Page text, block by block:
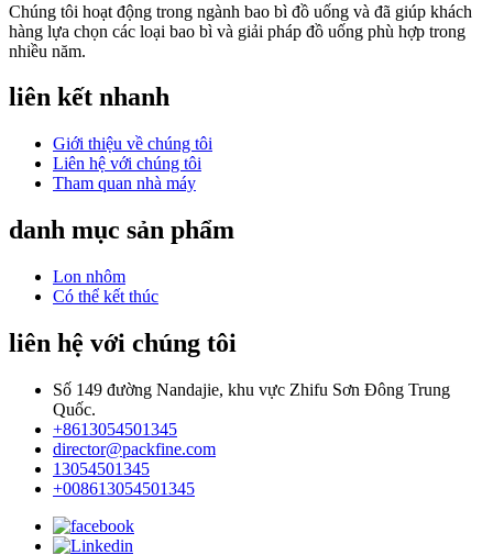
Chúng tôi hoạt động trong ngành bao bì đồ uống và đã giúp khách
hàng lựa chọn các loại bao bì và giải pháp đồ uống phù hợp trong
nhiều năm.
liên kết nhanh
Giới thiệu về chúng tôi
Liên hệ với chúng tôi
Tham quan nhà máy
danh mục sản phẩm
Lon nhôm
Có thể kết thúc
liên hệ với chúng tôi
Số 149 đường Nandajie, khu vực Zhifu Sơn Đông Trung
Quốc.
+8613054501345
director@packfine.com
13054501345
+008613054501345